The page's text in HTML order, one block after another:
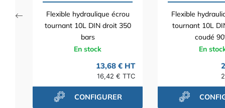
Flexible hydraulique écrou
tournant 10L DIN droit 350
bars
En stock
13,68 € HT
16,42 € TTC
CONFIGURER
Flexible
tournant 10L
coudé
En